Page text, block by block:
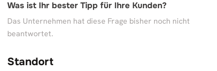
Was ist Ihr bester Tipp für Ihre Kunden?
Das Unternehmen hat diese Frage bisher noch nicht
beantwortet.
Standort